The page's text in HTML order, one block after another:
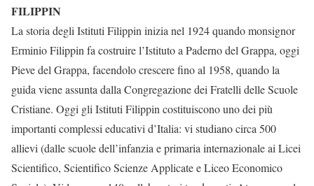
FILIPPIN
La storia degli Istituti Filippin inizia nel 1924 quando monsignor
Erminio Filippin fa costruire l’Istituto a Paderno del Grappa, oggi
Pieve del Grappa, facendolo crescere fino al 1958, quando la
guida viene assunta dalla Congregazione dei Fratelli delle Scuole
Cristiane. Oggi gli Istituti Filippin costituiscono uno dei più
importanti complessi educativi d’Italia: vi studiano circa 500
allievi (dalle scuole dell’infanzia e primaria internazionale ai Licei
Scientifico, Scientifico Scienze Applicate e Liceo Economico